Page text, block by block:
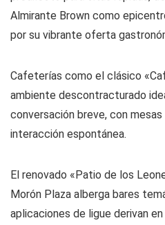
Almirante Brown como
por su vibrante oferta
Cafeterías como el clásico
ambiente descontracturado
conversación breve, con
interacción espontánea.
El renovado «Patio de los
Morón Plaza alberga bares
aplicaciones de ligue derivan